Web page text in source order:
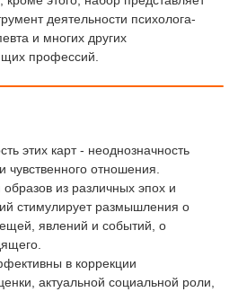
деятельности психолога-
и многих других
профессий.
этих карт - неоднозначность
отношения.
из различных эпох и
стимулирует размышления о
явлений и событий, о
в коррекции
актуальной социальной роли,